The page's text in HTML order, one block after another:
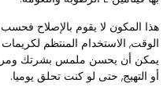
المكون لا يقوم بالإصلاح فحسب،
أن يحسن ملمس بشرتك
التهيج, حتى لو كنت تحلق يوميا.